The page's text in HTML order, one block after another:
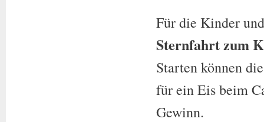
Für die Kinder
Sternfahrt zum
Starten können
für ein Eis beim
Gewinn.